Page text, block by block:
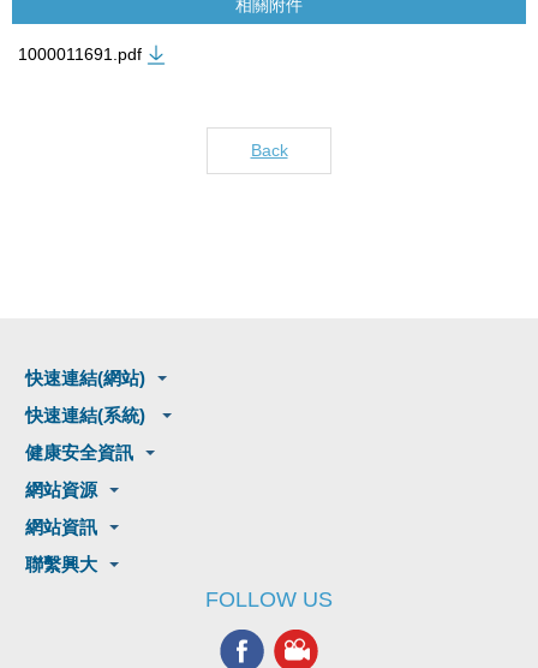
相關附件
1000011691.pdf
Back
快速連結(網站)
快速連結(系統)
健康安全資訊
網站資源
網站資訊
聯繫興大
FOLLOW US